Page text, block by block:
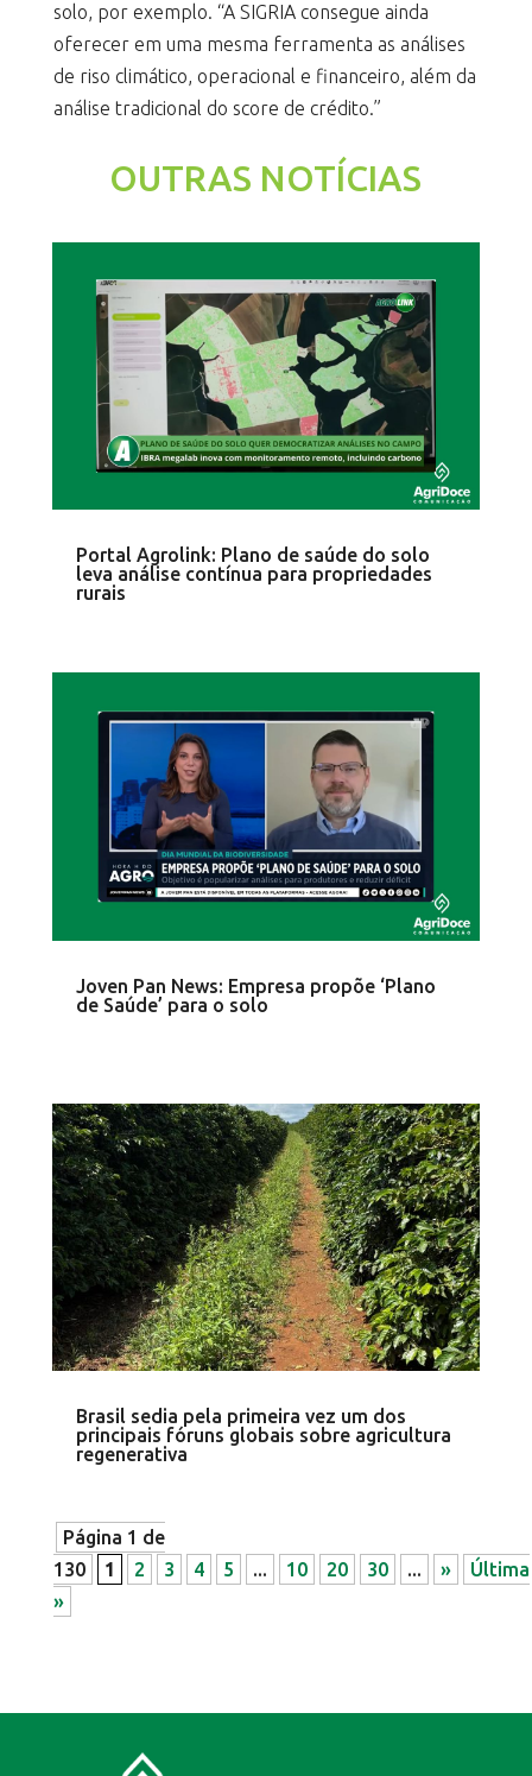
solo, por exemplo. “A SIGRIA consegue ainda
oferecer em uma mesma ferramenta as análises
de riso climático, operacional e financeiro, além da
análise tradicional do score de crédito.”
OUTRAS NOTÍCIAS
Portal Agrolink: Plano de saúde do solo
leva análise contínua para propriedades
rurais
Joven Pan News: Empresa propõe ‘Plano
de Saúde’ para o solo
Brasil sedia pela primeira vez um dos
principais fóruns globais sobre agricultura
regenerativa
Página 1 de
130
1 2 3 4 5 ... 10 20 30 ... »
Última
»